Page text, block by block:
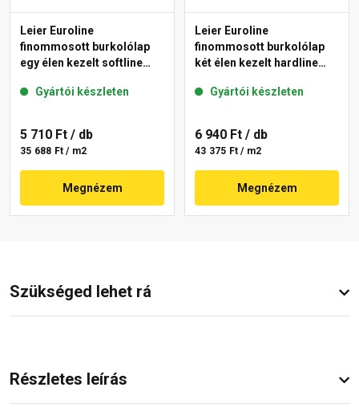
Leier Euroline
finommosott burkolólap
egy élen kezelt softline
Gyártói készleten
5 710 Ft / db
35 688 Ft / m2
Megnézem
Leier Euroline
finommosott burkolólap
két élen kezelt hardline
Gyártói készleten
6 940 Ft / db
43 375 Ft / m2
Megnézem
Szükséged lehet rá
Részletes leírás